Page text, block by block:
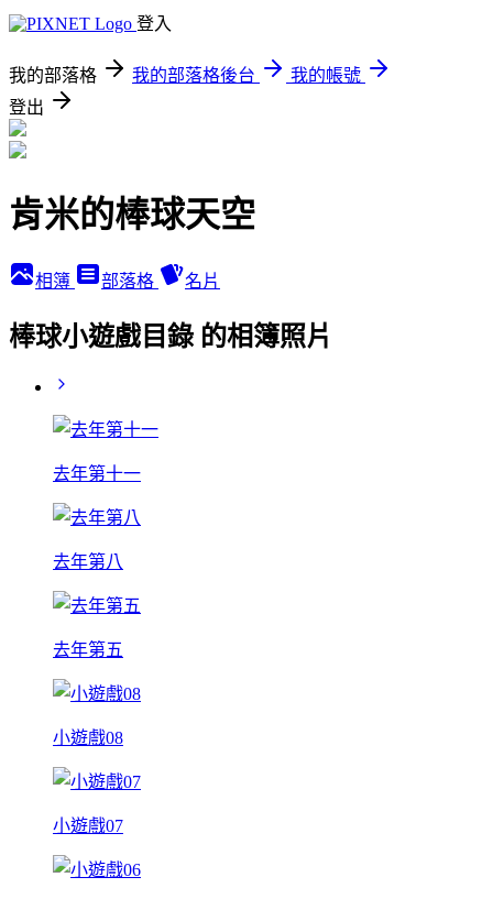
登入
我的部落格 我的部落格後台
我的帳號
登出
肯米的棒球天空
相簿 部落格 名片
棒球小遊戲目錄 的相簿照片
去年第十一
去年第八
去年第五
小遊戲08
小遊戲07